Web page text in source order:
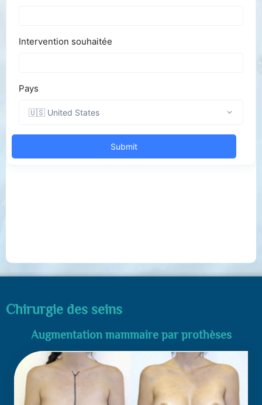
Chirurgie des seins
Augmentation mammaire par prothèses